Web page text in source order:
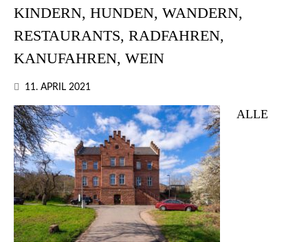
KINDERN, HUNDEN, WANDERN,
RESTAURANTS, RADFAHREN,
KANUFAHREN, WEIN
11. APRIL 2021
ALLE